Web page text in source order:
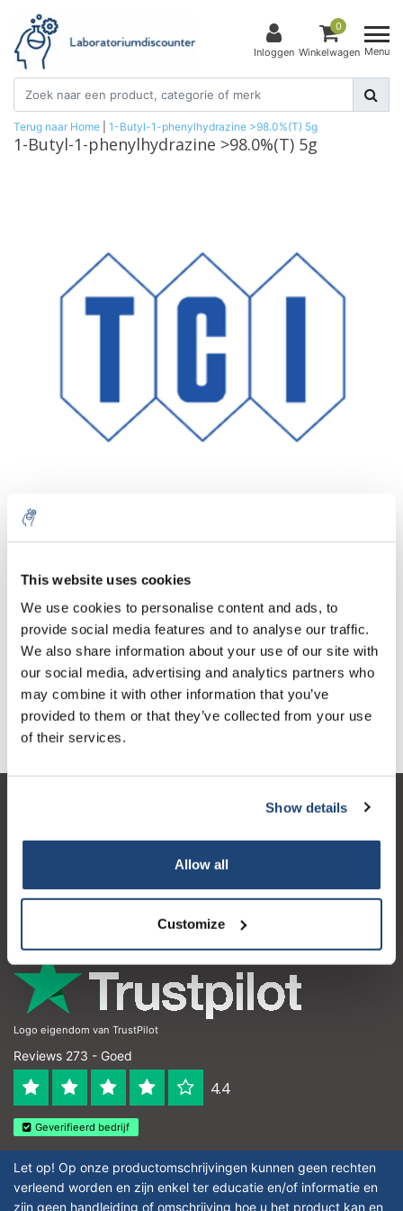
This website uses cookies
We use cookies to personalise content and ads, to
provide social media features and to analyse our traffic.
We also share information about your use of our site with
our social media, advertising and analytics partners who
may combine it with other information that you’ve
provided to them or that they’ve collected from your use
of their services.
Show details
Allow all
Customize
Inloggen
0
Winkelwagen Menu
Terug naar Home 1-Butyl-1-phenylhydrazine >98.0%(T) 5g
1-Butyl-1-phenylhydrazine >98.0%(T) 5g
1 Stuk Excl. btw
€165,30
Incl. btw
Toevoegen aan winkelwagen
Informatie
Contactgegevens
Logo eigendom van TrustPilot
Reviews 273 - Goed
4.4
Geverifieerd bedrijf
Let op! Op onze productomschrijvingen kunnen geen rechten
verleend worden en zijn enkel ter educatie en/of informatie en
zijn geen handleiding of omschrijving hoe u het product kan en